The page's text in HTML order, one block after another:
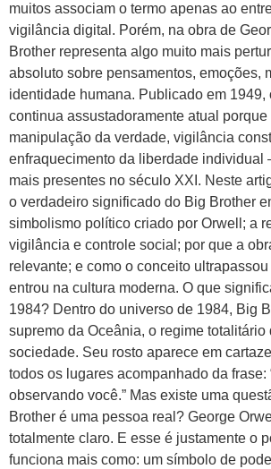
muitos associam o termo apenas ao
vigilância digital. Porém, na obra de
Brother representa algo muito mais
absoluto sobre pensamentos, emoções,
identidade humana. Publicado em 1949,
continua assustadoramente atual porque
manipulação da verdade, vigilância
enfraquecimento da liberdade
mais presentes no século XXI. Neste
o verdadeiro significado do Big Brother
simbolismo político criado por Orwell; a
vigilância e controle social; por que a
relevante; e como o conceito
entrou na cultura moderna. O que
1984? Dentro do universo de 1984, Big
supremo da Oceânia, o regime totalitário
sociedade. Seu rosto aparece em
todos os lugares acompanhado da frase:
observando você.” Mas existe uma
Brother é uma pessoa real? George
totalmente claro. E esse é justamente o
funciona mais como: um símbolo de